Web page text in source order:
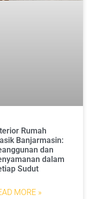
Rumah
Banjarmasin:
dan
dalam
Sudut
MORE »